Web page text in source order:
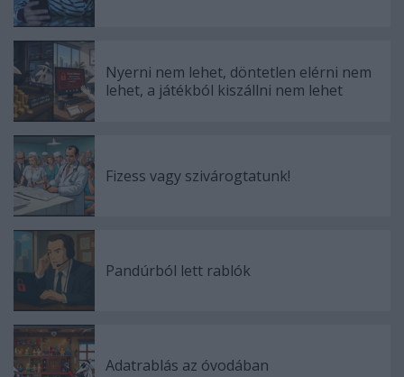
Nyerni nem lehet, döntetlen elérni nem
lehet, a játékból kiszállni nem lehet
Fizess vagy szivárogtatunk!
Pandúrból lett rablók
Adatrablás az óvodában